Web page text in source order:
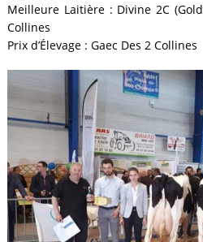
Meilleure Laitière : Divine 2C
Collines
Prix d’Élevage : Gaec Des 2 Collines